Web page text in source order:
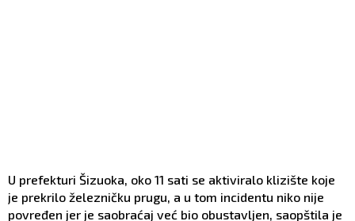
U prefekturi Šizuoka, oko 11 sati se aktiviralo klizište koje
je prekrilo železničku prugu, a u tom incidentu niko nije
povređen jer je saobraćaj već bio obustavljen, saopštila je